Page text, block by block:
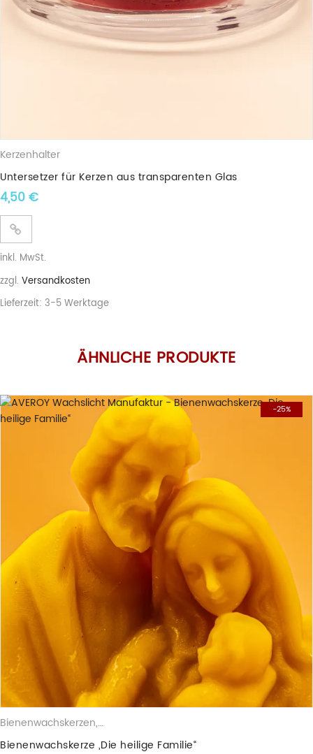
Kerzenhalter
Untersetzer für Kerzen aus transparenten Glas
4,50€
inkl. MwSt.
zzgl. Versandkosten
Lieferzeit: 3-5 Werktage
ÄHNLICHE PRODUKTE
-25%
Bienenwachskerzen, Osterkerzen
Bienenwachskerze „Die heilige Familie“